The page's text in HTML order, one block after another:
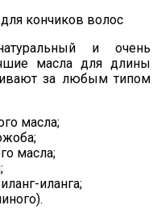
кончиков волос
и очень
масла для длины
за любым типом
масла;
масла;
иланга;